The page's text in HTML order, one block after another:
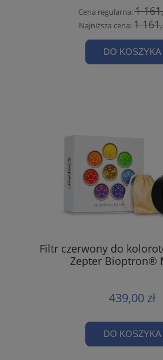
Cena regularna:1
Najniższa cena:1
DO KOSZYKA
Filtr czerwony do
Zepter Bioptron®
439,00 zł
DO KOSZYKA